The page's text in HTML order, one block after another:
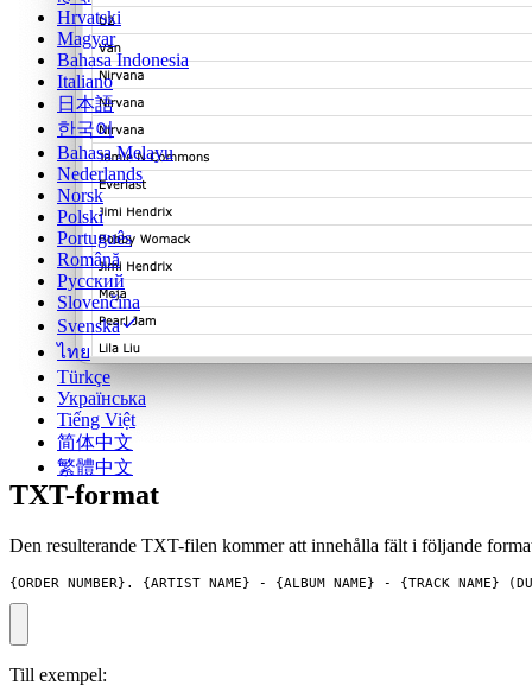
Hrvatski
Magyar
Bahasa Indonesia
Italiano
日本語
한국어
Bahasa Melayu
Nederlands
Norsk
Polski
Português
Română
Русский
Slovenčina
Svenska
ไทย
Türkçe
Українська
Tiếng Việt
简体中文
繁體中文
TXT-format
Den resulterande TXT-filen kommer att innehålla fält i följande
{ORDER_NUMBER}. {ARTIST_NAME} - {ALBUM_NAME} - {TRACK_NAME}
Till exempel: